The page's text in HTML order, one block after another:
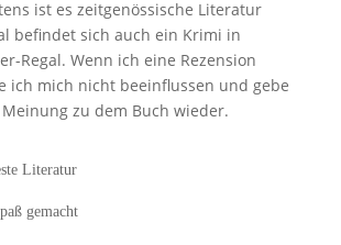
ist es zeitgenössische Literatur
befindet sich auch ein Krimi in
Regal. Wenn ich eine Rezension
ich mich nicht beeinflussen und gebe
zu dem Buch wieder.
Literatur
gemacht